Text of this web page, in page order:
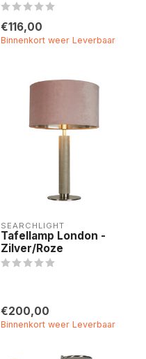
€116,00
Binnenkort weer Leverbaar
SEARCHLIGHT
Tafellamp London -
Zilver/Roze
€200,00
Binnenkort weer Leverbaar